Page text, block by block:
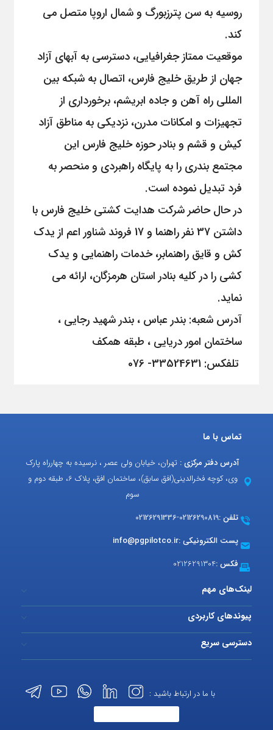
روسیه به سن پترزبورگ و شمال اروپا متصل می
کند.
موقعیت ممتاز جغرافیایی، دسترسی به آبهای آزاد
جهان از طریق خلیج فارس، اتصال به شبکه بین
المللی راه آهن و جاده ابریشم، برخورداری از
تجهیزات و امکانات مدرن، نزدیکی به مناطق آزاد
کیش و قشم و بنادر حوزه خلیج فارس این
مجتمع بندری را به پایگاه راهبردی و منحصر به
فرد تبدیل نموده است.
در حال حاضر شرکت هدایت کشتی خلیج فارس با
داشتن 37 نفر راهنما و 17 فروند شناور اعم از یدک
کش و قایق راهنمابر، خدمات راهنمایی و یدک
کشی را در کلیه بنادر استان هرمزگان، ارائه می
نماید.
آدرس شعبه: بندر عباس ، بندر شهید رجایی ،
ساختمان امور دریایی ، طبقه همکف
تلفکس: 33524631- 076
تماس با ما
آدرس دفتر مرکزی : تهران، خیابان ولی عصر ، نرسیده به چهارراه پارک
وی، کوچه فخرالدینی(افق سابق)، ساختمان افق، پلاک 6، طبقه دوم و
سوم
تلفن :02126290819
-
02126291336
پست الکترونیکی :info@pgpilotco.ir
فکس :02126291304
لینک‌های مهم
پیوندهای کاربردی
دسترسی سریع
با ما در ارتباط باشید :